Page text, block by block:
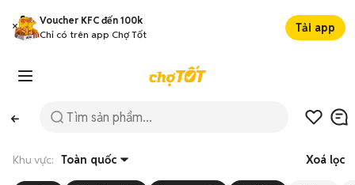
Voucher KFC đến 100k
Chỉ có trên app Chợ Tốt
Tải app
Khu vực: Toàn quốc Xoá lọc